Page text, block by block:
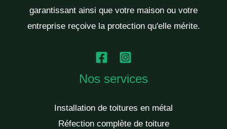
garantissant ainsi que votre maison ou votre
entreprise reçoive la protection qu'elle mérite.
Nos services
Installation de toitures en métal
Réfection complète de toiture